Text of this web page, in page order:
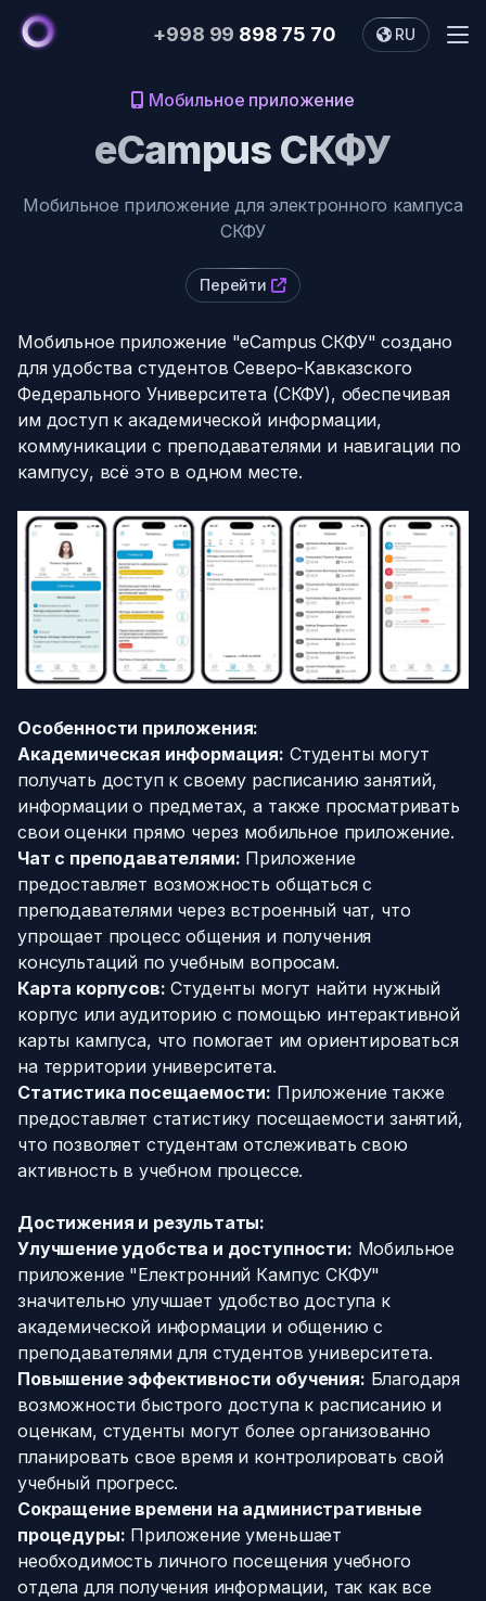
+998 99 898 75 70 RU
Портфолио
Блог
Мобильное приложение
eCampus СКФУ
Мобильное приложение для электронного кампуса
СКФУ
Перейти
Мобильное приложение "eCampus СКФУ" создано
для удобства студентов Северо-Кавказского
Федерального Университета (СКФУ), обеспечивая
им доступ к академической информации,
коммуникации с преподавателями и навигации по
кампусу, всё это в одном месте.
Особенности приложения:
Академическая информация: Студенты могут
получать доступ к своему расписанию занятий,
информации о предметах, а также просматривать
свои оценки прямо через мобильное приложение.
Чат с преподавателями: Приложение
предоставляет возможность общаться с
преподавателями через встроенный чат, что
упрощает процесс общения и получения
консультаций по учебным вопросам.
Карта корпусов: Студенты могут найти нужный
корпус или аудиторию с помощью интерактивной
карты кампуса, что помогает им ориентироваться
на территории университета.
Статистика посещаемости: Приложение также
предоставляет статистику посещаемости занятий,
что позволяет студентам отслеживать свою
активность в учебном процессе.
Достижения и результаты:
Улучшение удобства и доступности: Мобильное
приложение "Електронний Кампус СКФУ"
значительно улучшает удобство доступа к
академической информации и общению с
преподавателями для студентов университета.
Повышение эффективности обучения: Благодаря
возможности быстрого доступа к расписанию и
оценкам, студенты могут более организованно
планировать свое время и контролировать свой
учебный прогресс.
Сокращение времени на административные
процедуры: Приложение уменьшает
необходимость личного посещения учебного
отдела для получения информации, так как все